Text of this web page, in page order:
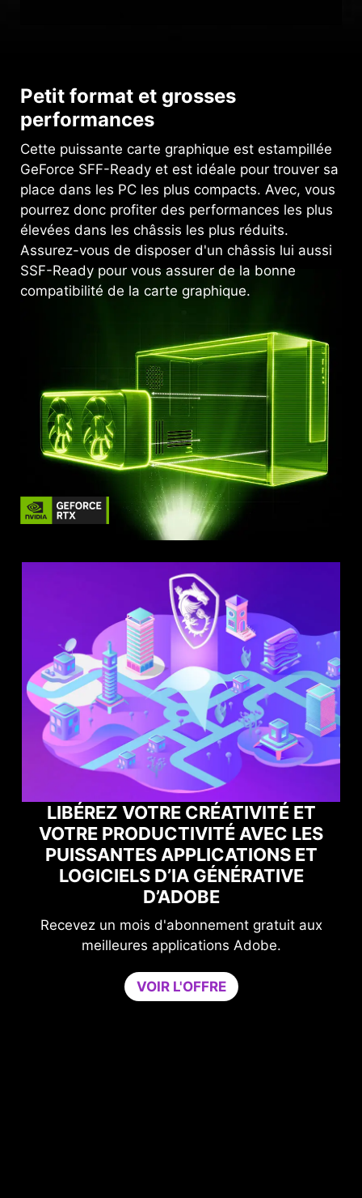
Petit format et grosses
performances
Cette puissante carte graphique est estampillée
GeForce SFF-Ready et est idéale pour trouver sa
place dans les PC les plus compacts. Avec, vous
pourrez donc profiter des performances les plus
élevées dans les châssis les plus réduits.
Assurez-vous de disposer d'un châssis lui aussi
SSF-Ready pour vous assurer de la bonne
compatibilité de la carte graphique.
BOOSTEZ VOS PERFORMANCES
GAMING AVEC NORTON GAME
OPTIMIZER
Améliorez votre niveau de protection sans
compromettre les performances de votre
Game Optimizer permet d'allouer la
CPU nécessaire à des performances de jeu
optimales en regroupant toutes les